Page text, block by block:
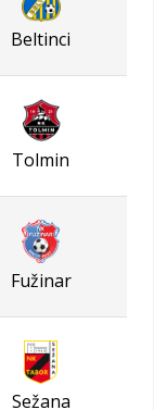
Beltinci
Tolmin
Fužinar
Sežana